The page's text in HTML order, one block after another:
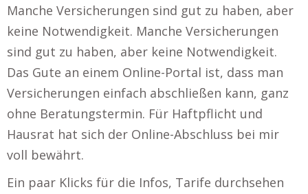
Manche Versicherungen sind gut zu haben, aber
keine Notwendigkeit. Manche Versicherungen
sind gut zu haben, aber keine Notwendigkeit.
Das Gute an einem Online-Portal ist, dass man
Versicherungen einfach abschließen kann, ganz
ohne Beratungstermin. Für Haftpflicht und
Hausrat hat sich der Online-Abschluss bei mir
voll bewährt.
Ein paar Klicks für die Infos, Tarife durchsehen